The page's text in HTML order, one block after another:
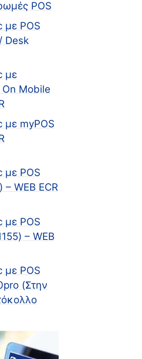
POS
με POS
Desk
με
Mobile
με myPOS
με POS
– WEB ECR
με POS
– WEB
με POS
(Στην